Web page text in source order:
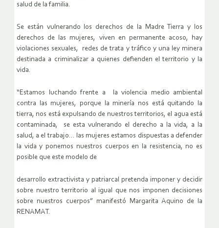
salud de la familia.
Se están vulnerando los derechos de la Madre Tierra y los
derechos de las mujeres, viven en permanente acoso, hay
violaciones sexuales, redes de trata y tráfico y una ley minera
destinada a criminalizar a quienes defienden el territorio y la
vida.
“Estamos luchando frente a la violencia medio ambiental
contra las mujeres, porque la minería nos está quitando la
tierra, nos está expulsando de nuestros territorios, el agua está
contaminada, se esta vulnerando el derecho a la vida, a la
salud, a el trabajo… las mujeres estamos dispuestas a defender
la vida y ponemos nuestros cuerpos en la resistencia, no es
posible que este modelo de
desarrollo extractivista y patriarcal pretenda imponer y decidir
sobre nuestro territorio al igual que nos imponen decisiones
sobre nuestros cuerpos” manifestó Margarita Aquino de la
RENAMAT.